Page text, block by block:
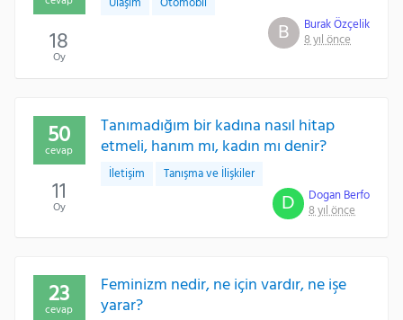
B
Burak Özçelik
8 yıl önce
18
Oy
Tanımadığım bir kadına nasıl hitap
etmeli, hanım mı, kadın mı denir?
İletişim Tanışma ve İlişkiler
D
Dogan Berfo
8 yıl önce
50
cevap
11
Oy
Feminizm nedir, ne için vardır, ne işe
yarar?
23
cevap